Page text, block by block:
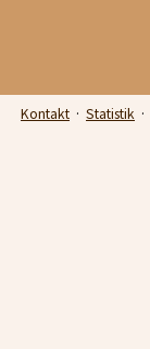
Kontakt · Statistik ·